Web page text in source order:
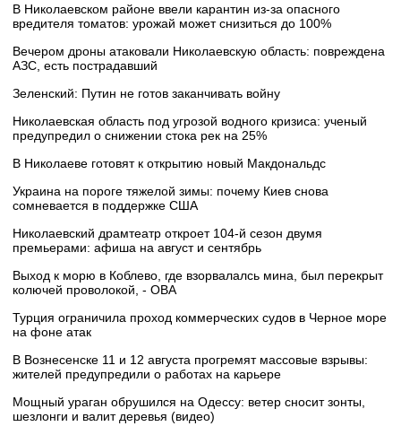
В Николаевском районе ввели карантин из-за опасного
вредителя томатов: урожай может снизиться до 100%
Вечером дроны атаковали Николаевскую область: повреждена
АЗС, есть пострадавший
Зеленский: Путин не готов заканчивать войну
Николаевская область под угрозой водного кризиса: ученый
предупредил о снижении стока рек на 25%
В Николаеве готовят к открытию новый Макдональдс
Украина на пороге тяжелой зимы: почему Киев снова
сомневается в поддержке США
Николаевский драмтеатр откроет 104-й сезон двумя
премьерами: афиша на август и сентябрь
Выход к морю в Коблево, где взорвалалсь мина, был перекрыт
колючей проволокой, - ОВА
Турция ограничила проход коммерческих судов в Черное море
на фоне атак
В Вознесенске 11 и 12 августа прогремят массовые взрывы:
жителей предупредили о работах на карьере
Мощный ураган обрушился на Одессу: ветер сносит зонты,
шезлонги и валит деревья (видео)